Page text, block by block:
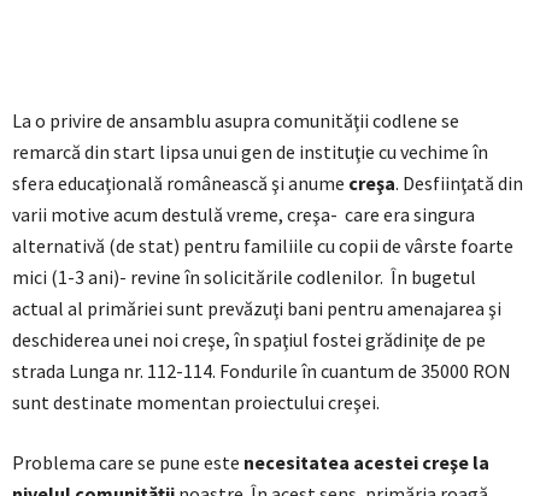
La o privire de ansamblu asupra comunităţii codlene se
remarcă din start lipsa unui gen de instituţie cu vechime în
sfera educaţională românească şi anume creşa. Desfiinţată din
varii motive acum destulă vreme, creşa- care era singura
alternativă (de stat) pentru familiile cu copii de vârste foarte
mici (1-3 ani)- revine în solicitările codlenilor. În bugetul
actual al primăriei sunt prevăzuţi bani pentru amenajarea şi
deschiderea unei noi creşe, în spaţiul fostei grădiniţe de pe
strada Lunga nr. 112-114. Fondurile în cuantum de 35000 RON
sunt destinate momentan proiectului creşei.
Problema care se pune este necesitatea acestei creşe la